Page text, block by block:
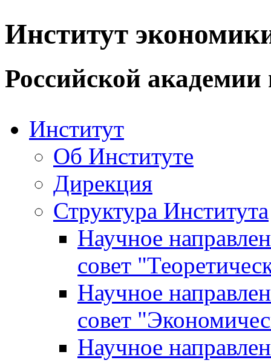
Институт
Российской академии
Институт
Об Институте
Дирекция
Структура Института
Научное
совет
Научное
совет
Научное